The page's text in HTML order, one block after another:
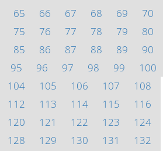
65 66 67 68 69
70
75 76 77 78 79
80
85 86 87 88 89
90
95 96 97 98 99
100
104 105 106 107
108
112 113 114 115
116
120 121 122 123
124
128 129 130 131
132